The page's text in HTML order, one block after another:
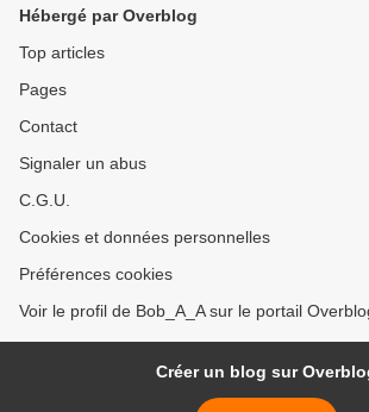
Hébergé par Overblog
Top articles
Pages
Contact
Signaler un abus
C.G.U.
Cookies et données personnelles
Préférences cookies
Voir le profil de Bob_A_A sur le portail
Créer un blog sur